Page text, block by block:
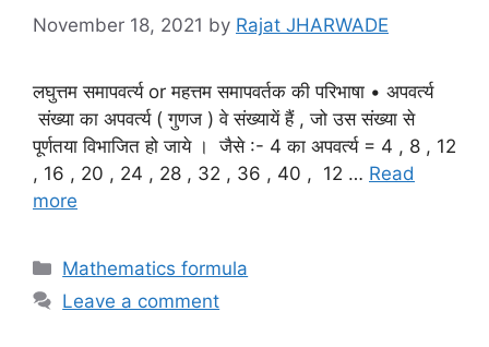
November 18, 2021 by Rajat JHARWADE
लघुत्तम समापवर्त्य or महत्तम समापवर्तक की परिभाषा • अपवर्त्य
संख्या का अपवर्त्य ( गुणज ) वे संख्यायें हैं , जो उस संख्या से
पूर्णतया विभाजित हो जाये । जैसे :- 4 का अपवर्त्य = 4 , 8 , 12
, 16 , 20 , 24 , 28 , 32 , 36 , 40 , 12 … Read
more
Categories
Mathematics formula
Leave a comment